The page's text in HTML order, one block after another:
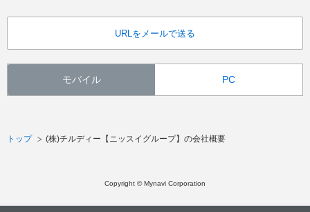
URLをメールで送る
モバイル PC
トップ (株)チルディー【ニッスイグループ】の会社概要
Copyright © Mynavi Corporation